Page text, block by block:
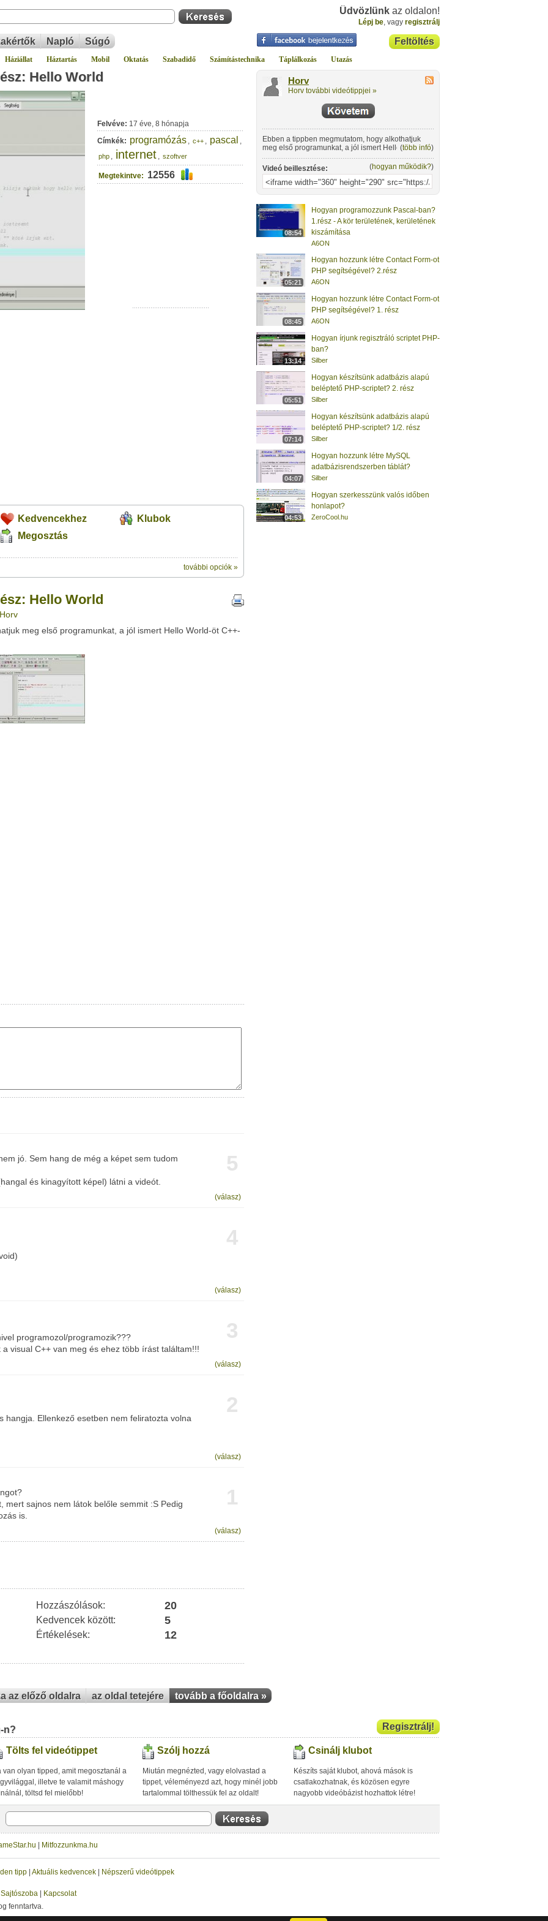
Üdvözlünk az oldalon!
Lépj be, vagy regisztrálj
Feltöltés
Napló Súgó
Háziállat Háztartás Mobil Oktatás Szabadidő Számítástechnika Táplálkozás Utazás
Hello World
Felvéve: 17 éve, 8 hónapja
Címkék: programózás , c++ , pascal ,
php , internet , szoftver
Megtekintve: 12556
Kedvencekhez
Klubok
Megosztás
további opciók »
Google
sem.
között!
Hello World
meg első programunkat, a jól ismert Hello World-öt C++-
5
jó. Sem hang de még a képet sem tudom
és kinagyított képel) látni a videót.
(válasz)
4
(válasz)
3
programozol/programozik???
visual C++ van meg és ehez több írást találtam!!!
(válasz)
2
hangja. Ellenkező esetben nem feliratozta volna
(válasz)
1
mert sajnos nem látok belőle semmit :S Pedig
is.
(válasz)
Hozzászólások: 20
Kedvencek között: 5
Értékelések: 12
Horv
Horv további videótippjei »
Ebben a tippben megmutatom, hogy alkothatjuk
meg első programunkat, a jól ismert Hello World-öt
C++-ban.
(több infó)
Videó beillesztése: (hogyan működik?)
08:54
Hogyan programozzunk Pascal-ban?
1.rész - A kör területének, kerületének
kiszámítása
A6ON
05:21
Hogyan hozzunk létre Contact Form-ot
PHP segítségével? 2.rész
A6ON
08:45
Hogyan hozzunk létre Contact Form-ot
PHP segítségével? 1. rész
A6ON
13:14
Hogyan írjunk regisztráló scriptet PHP-
ban?
Silber
05:51
Hogyan készítsünk adatbázis alapú
beléptető PHP-scriptet? 2. rész
Silber
07:14
Hogyan készítsünk adatbázis alapú
beléptető PHP-scriptet? 1/2. rész
Silber
04:07
Hogyan hozzunk létre MySQL
adatbázisrendszerben táblát?
Silber
04:53
Hogyan szerkesszünk valós időben
honlapot?
ZeroCool.hu
az előző oldalra az oldal tetejére tovább a főoldalra »
Regisztrálj!
n?
Tölts fel videótippet
van olyan tipped, amit megosztanál a
illetve te valamit máshogy
töltsd fel mielőbb!
Szólj hozzá
Miután megnézted, vagy elolvastad a
tippet, véleményezd azt, hogy minél jobb
tartalommal tölthessük fel az oldalt!
Csinálj klubot
Készíts saját klubot, ahová mások is
csatlakozhatnak, és közösen egyre
nagyobb videóbázist hozhattok létre!
Mitfozzunkma.hu
tipp Aktuális kedvencek Népszerű videótippek
Sajtószoba
Kapcsolat
fenntartva.